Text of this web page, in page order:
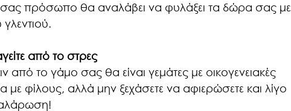
σας πρόσωπο θα αναλάβει να φυλάξει τα δώρα σας με
από το στρες
από το γάμο σας θα είναι γεμάτες με οικογενειακές
με φίλους, αλλά μην ξεχάσετε να αφιερώσετε και λίγο